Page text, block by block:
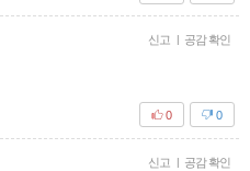
신고 공감 확인
0
0
신고 공감 확인